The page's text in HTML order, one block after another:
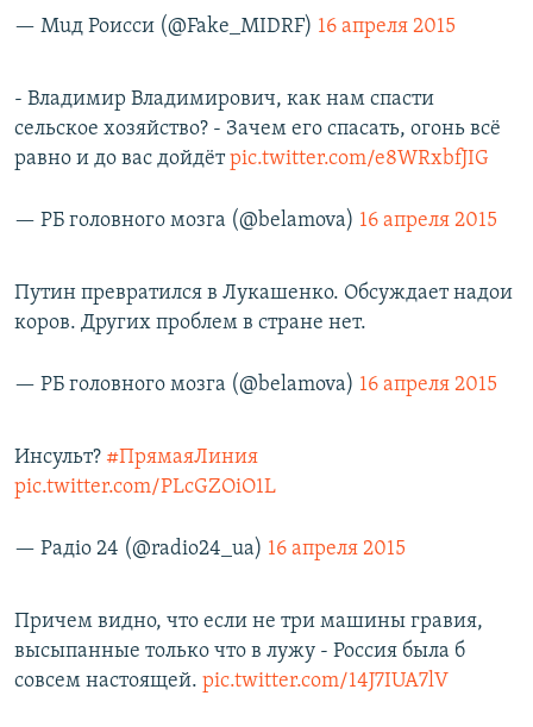
— Мuд Роисси (@Fake_MIDRF) 16 апреля 2015
- Владимир Владимирович, как нам спасти
сельское хозяйство? - Зачем его спасать, огонь всё
равно и до вас дойдётpic.twitter.com/e8WRxbfJIG
— РБ головного мозга (@belamova) 16 апреля 2015
Путин превратился в Лукашенко. Обсуждает надои
коров. Других проблем в стране нет.
— РБ головного мозга (@belamova) 16 апреля 2015
Инсульт? #ПрямаяЛиния
pic.twitter.com/PLcGZOiO1L
— Радіо 24 (@radio24_ua) 16 апреля 2015
Причем видно, что если не три машины гравия,
высыпанные только что в лужу - Россия была б
совсем настоящей. pic.twitter.com/14J7IUA7lV